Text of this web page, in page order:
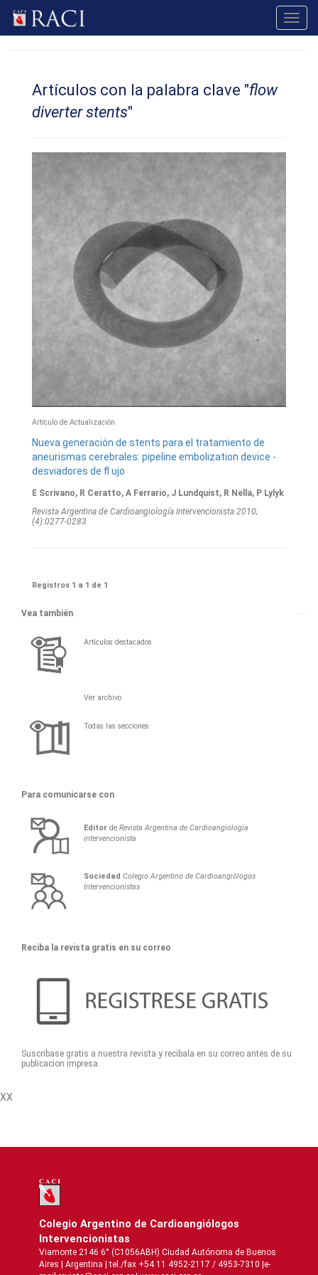
Artículos con la palabra clave "flow
diverter stents"
Artículo de Actualización
Nueva generación de stents para el tratamiento de
aneurismas cerebrales: pipeline embolization device -
desviadores de fl ujo
E Scrivano, R Ceratto, A Ferrario, J Lundquist, R Nella, P Lylyk
Revista Argentina de Cardioangiologí­a Intervencionista 2010;
(4):0277-0283
Registros 1 a 1 de 1
Vea también
Artículos destacados
Ver archivo
Todas las secciones
Para comunicarse con
Editor deRevista Argentina de Cardioangiología
intervencionista
Sociedad Colegio Argentino de Cardioangiólogos
Intervencionistas
Reciba la revista gratis en su correo
Suscribase gratis a nuestra revista y recibala en su correo antes de su
publicacion impresa.
XX
Colegio Argentino de Cardioangiólogos
Intervencionistas
Viamonte 2146 6° (C1056ABH) Ciudad Autónoma de Buenos
Aires | Argentina | tel./fax +54 11 4952-2117 / 4953-7310 |e-